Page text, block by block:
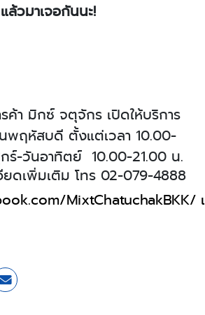
แล้วมาเจอกันนะ!
ค้า มิกซ์ จตุจักร เปิดให้บริการ
พฤหัสบดี ตั้งแต่เวลา 10.00-
ร์-วันอาทิตย์10.00-21.00 น.
ยดเพิ่มเติม โทร 02-079-4888
/MixtChatuchakBKK/